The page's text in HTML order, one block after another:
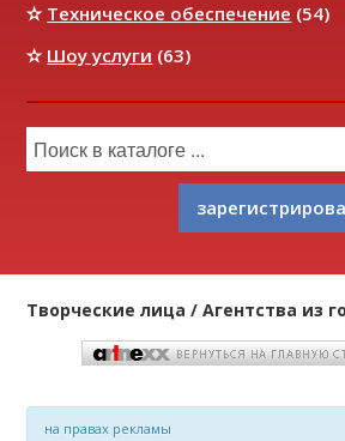
✫ Техническое обеспечение (54)
✫ Шоу услуги (63)
Творческие лица / Агентства из
на правах рекламы